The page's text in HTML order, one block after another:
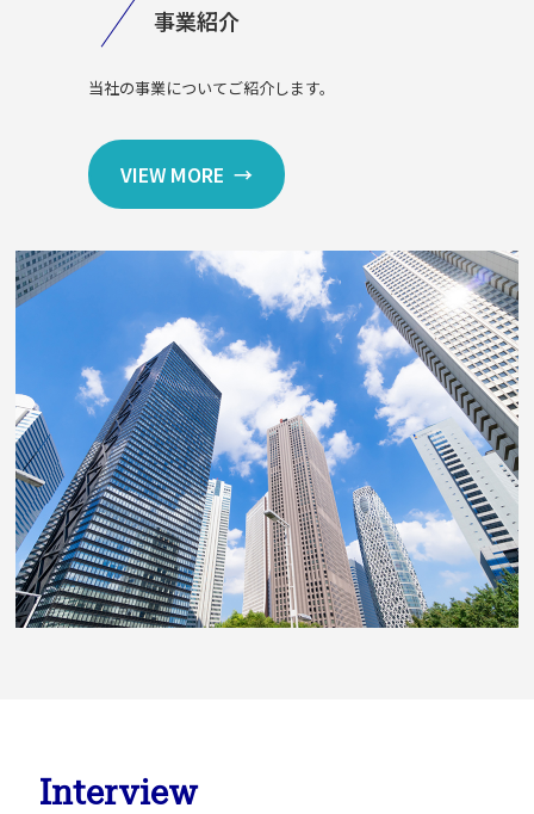
事業紹介
当社の事業についてご紹介します。
VIEW MORE
Interview